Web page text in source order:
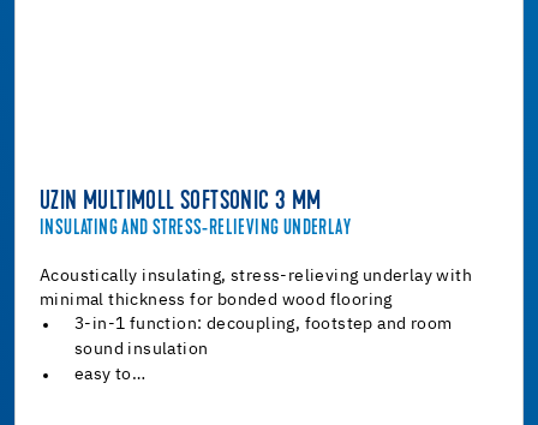
UZIN MULTIMOLL SOFTSONIC 3 MM
INSULATING AND STRESS-RELIEVING UNDERLAY
Acoustically insulating, stress-relieving underlay with
minimal thickness for bonded wood flooring
3-in-1 function: decoupling, footstep and room
sound insulation
easy to…